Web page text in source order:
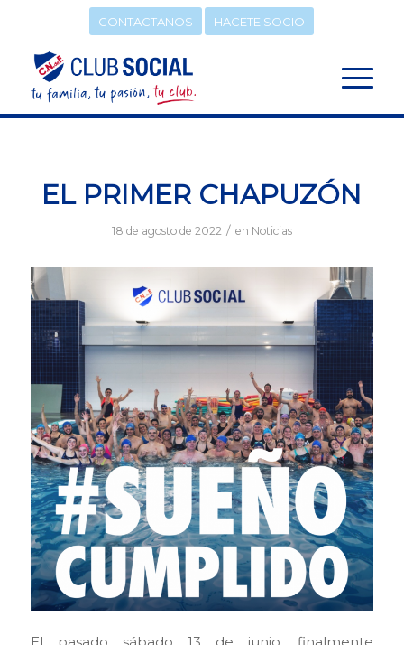
CONTACTANOS HACETE SOCIO
EL PRIMER CHAPUZÓN
18 de agosto de 2022 / en Noticias